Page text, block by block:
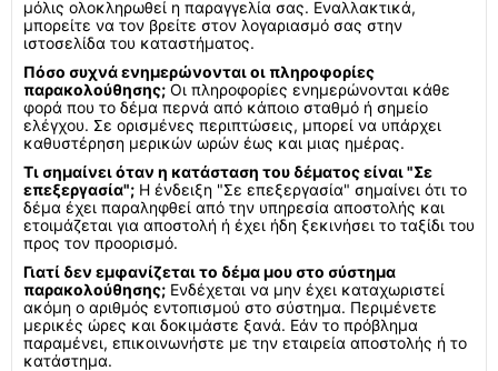
μόλις ολοκληρωθεί η παραγγελία σας. Εναλλακτικά,
μπορείτε να τον βρείτε στον λογαριασμό σας στην
ιστοσελίδα του καταστήματος.
Πόσο συχνά ενημερώνονται οι πληροφορίες
παρακολούθησης; Οι πληροφορίες ενημερώνονται κάθε
φορά που το δέμα περνά από κάποιο σταθμό ή σημείο
ελέγχου. Σε ορισμένες περιπτώσεις, μπορεί να υπάρχει
καθυστέρηση μερικών ωρών έως και μιας ημέρας.
Τι σημαίνει όταν η κατάσταση του δέματος είναι "Σε
επεξεργασία"; Η ένδειξη "Σε επεξεργασία" σημαίνει ότι το
δέμα έχει παραληφθεί από την υπηρεσία αποστολής και
ετοιμάζεται για αποστολή ή έχει ήδη ξεκινήσει το ταξίδι του
προς τον προορισμό.
Γιατί δεν εμφανίζεται το δέμα μου στο σύστημα
παρακολούθησης; Ενδέχεται να μην έχει καταχωριστεί
ακόμη ο αριθμός εντοπισμού στο σύστημα. Περιμένετε
μερικές ώρες και δοκιμάστε ξανά. Εάν το πρόβλημα
παραμένει, επικοινωνήστε με την εταιρεία αποστολής ή το
κατάστημα.